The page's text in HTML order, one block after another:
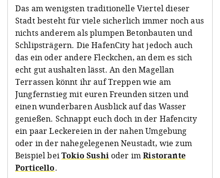
Das am wenigsten traditionelle Viertel dieser
Stadt besteht für viele sicherlich immer noch aus
nichts anderem als plumpen Betonbauten und
Schlipsträgern. Die HafenCity hat jedoch auch
das ein oder andere Fleckchen, an dem es sich
echt gut aushalten lässt. An den Magellan
Terrassen könnt ihr auf Treppen wie am
Jungfernstieg mit euren Freunden sitzen und
einen wunderbaren Ausblick auf das Wasser
genießen. Schnappt euch doch in der Hafencity
ein paar Leckereien in der nahen Umgebung
oder in der nahegelegenen Neustadt, wie zum
Beispiel beiTokio Sushioder imRistorante
Porticello.